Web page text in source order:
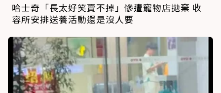
哈士奇「長太好笑賣不掉」慘遭寵物店拋棄 收
容所安排送養活動還是沒人要